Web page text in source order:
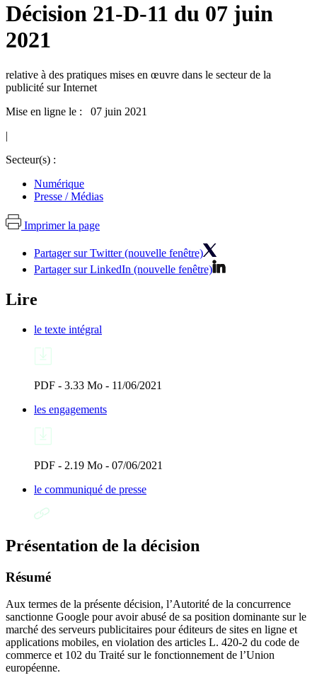
Décision 21-D-11 du 07 juin
2021
relative à des pratiques mises en œuvre dans le secteur de la
publicité sur Internet
Mise en ligne le : 07 juin 2021
|
Secteur(s) :
Numérique
Presse / Médias
Imprimer la page
Partager sur Twitter (nouvelle fenêtre)
Partager sur LinkedIn (nouvelle fenêtre)
Lire
le texte intégral
PDF - 3.33 Mo - 11/06/2021
les engagements
PDF - 2.19 Mo - 07/06/2021
le communiqué de presse
Présentation de la décision
Résumé
Aux termes de la présente décision, l’Autorité de la concurrence
sanctionne Google pour avoir abusé de sa position dominante sur le
marché des serveurs publicitaires pour éditeurs de sites en ligne et
applications mobiles, en violation des articles L. 420-2 du code de
commerce et 102 du Traité sur le fonctionnement de l’Union
européenne.